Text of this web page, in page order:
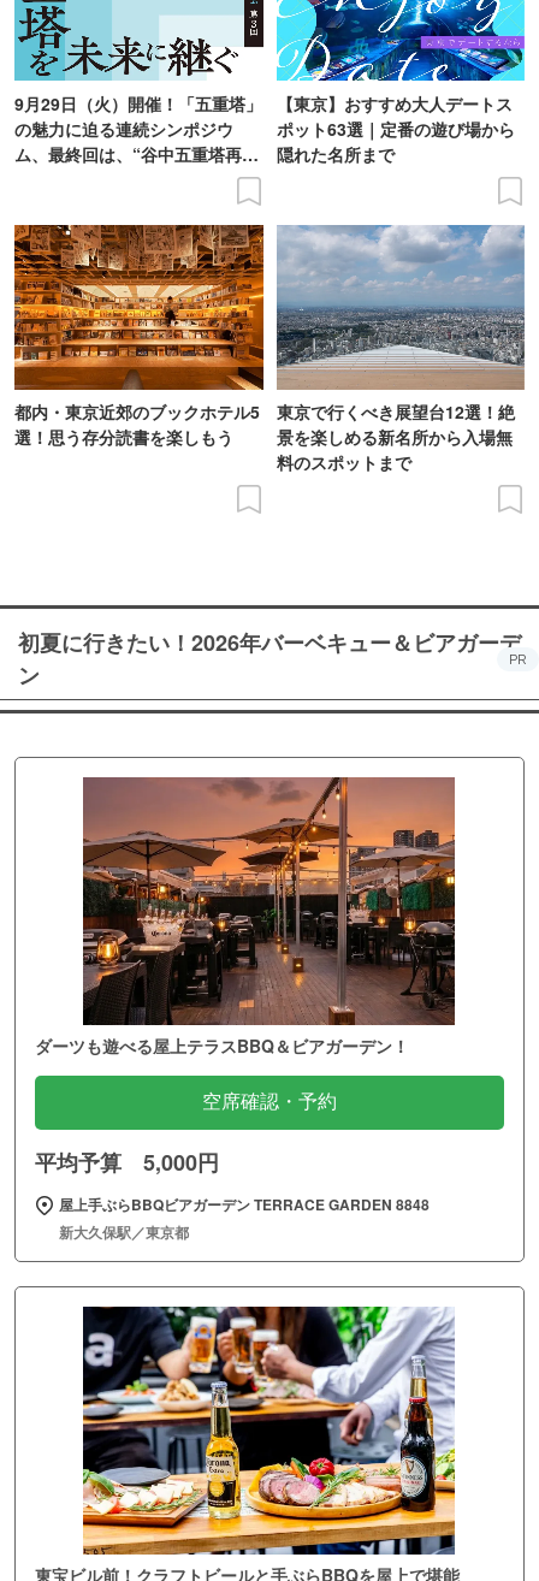
9月29日（火）開催！「五重塔」
の魅力に迫る連続シンポジウ
ム、最終回は、“谷中五重塔再建
【東京】おすすめ大人デートス
ポット63選｜定番の遊び場から
隠れた名所まで
都内・東京近郊のブックホテル5
選！思う存分読書を楽しもう
東京で行くべき展望台12選！絶
景を楽しめる新名所から入場無
料のスポットまで
初夏に行きたい！2026年バーベキュー＆ビアガーデ
ン
PR
ダーツも遊べる屋上テラスBBQ＆ビアガーデン！
空席確認・予約
平均予算 5,000円
屋上手ぶらBBQビアガーデン TERRACE GARDEN 8848
新大久保駅／東京都
東宝ビル前！クラフトビールと手ぶらBBQを屋上で堪能